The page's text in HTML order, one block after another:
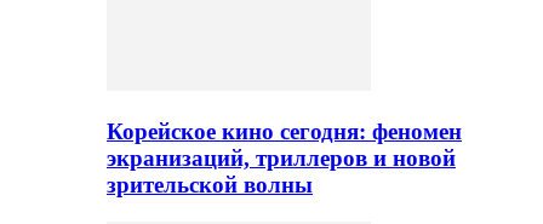
Корейское кино сегодня: феномен
экранизаций, триллеров и новой
зрительской волны